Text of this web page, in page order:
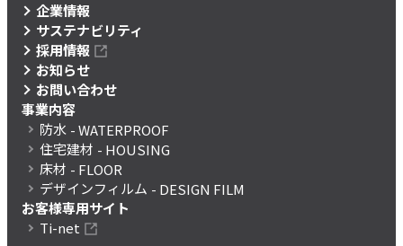
企業情報
サステナビリティ
採用情報
お知らせ
お問い合わせ
事業内容
防水 - WATERPROOF
住宅建材 - HOUSING
床材 - FLOOR
デザインフィルム - DESIGN FILM
お客様専用サイト
Ti-net